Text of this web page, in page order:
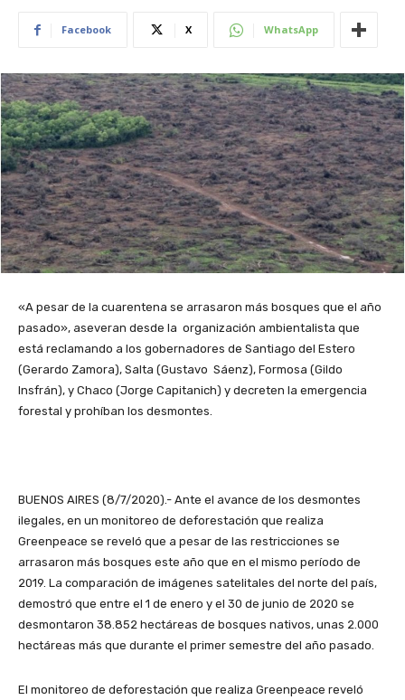
Facebook X WhatsApp
«A pesar de la cuarentena se arrasaron más bosques que el año
pasado», aseveran desde la organización ambientalista que
está reclamando a los gobernadores de Santiago del Estero
(Gerardo Zamora), Salta (Gustavo Sáenz), Formosa (Gildo
Insfrán), y Chaco (Jorge Capitanich) y decreten la emergencia
forestal y prohíban los desmontes.
BUENOS AIRES (8/7/2020).- Ante el avance de los desmontes
ilegales, en un monitoreo de deforestación que realiza
Greenpeace se reveló que a pesar de las restricciones se
arrasaron más bosques este año que en el mismo período de
2019. La comparación de imágenes satelitales del norte del país,
demostró que entre el 1 de enero y el 30 de junio de 2020 se
desmontaron 38.852 hectáreas de bosques nativos, unas 2.000
hectáreas más que durante el primer semestre del año pasado.
El monitoreo de deforestación que realiza Greenpeace reveló